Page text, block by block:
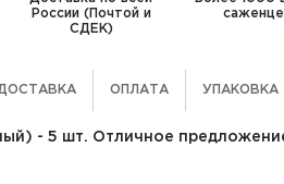
России (Почтой и
СДЕК)
ОПЛАТА УПАКОВКА
- 5 шт. Отличное